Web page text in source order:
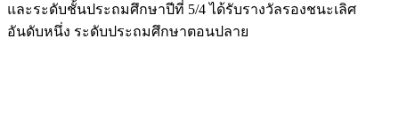
และระดับชั้นประถมศึกษาปีที่ 5/4 ได้รับรางวัลรองชนะเลิศ
อันดับหนึ่ง ระดับประถมศึกษาตอนปลาย